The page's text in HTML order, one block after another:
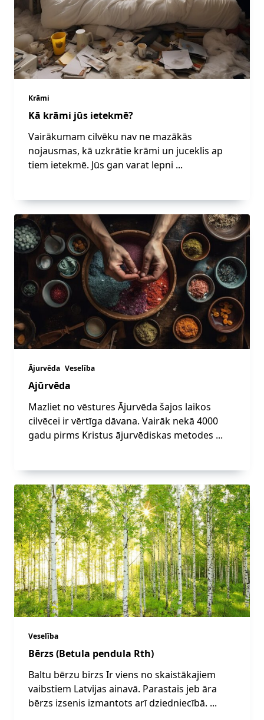
Krāmi
Kā krāmi jūs ietekmē?
Vairākumam cilvēku nav ne mazākās
nojausmas, kā uzkrātie krāmi un juceklis ap
tiem ietekmē. Jūs gan varat lepni ...
Ājurvēda Veselība
Ajūrvēda
Mazliet no vēstures Ājurvēda šajos laikos
cilvēcei ir vērtīga dāvana. Vairāk nekā 4000
gadu pirms Kristus ājurvēdiskas metodes ...
Veselība
Bērzs (Betula pendula Rth)
Baltu bērzu birzs Ir viens no skaistākajiem
vaibstiem Latvijas ainavā. Parastais jeb āra
bērzs izsenis izmantots arī dziedniecībā. ...